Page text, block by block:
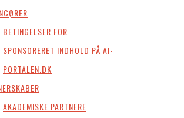
BETINGELSER FOR
SPONSORERET INDHOLD PÅ AI-
PORTALEN.DK
AKADEMISKE PARTNERE